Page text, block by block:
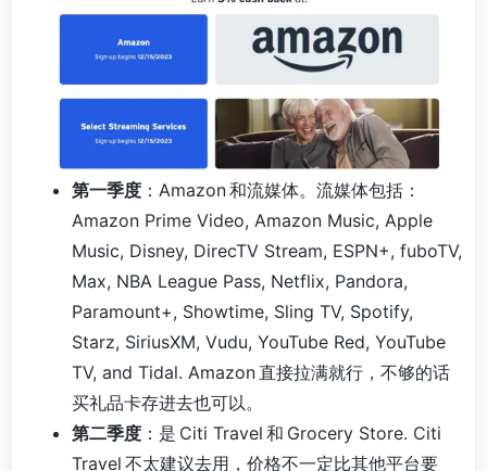
第一季度 ：Amazon 和流媒体。流媒体包括：
Amazon Prime Video, Amazon Music, Apple
Music, Disney, DirecTV Stream, ESPN+, fuboTV,
Max, NBA League Pass, Netflix, Pandora,
Paramount+, Showtime, Sling TV, Spotify,
Starz, SiriusXM, Vudu, YouTube Red, YouTube
TV, and Tidal. Amazon 直接拉满就行，不够的话
买礼品卡存进去也可以。
第二季度 ：是 Citi Travel 和 Grocery Store. Citi
Travel 不太建议去用，价格不一定比其他平台要